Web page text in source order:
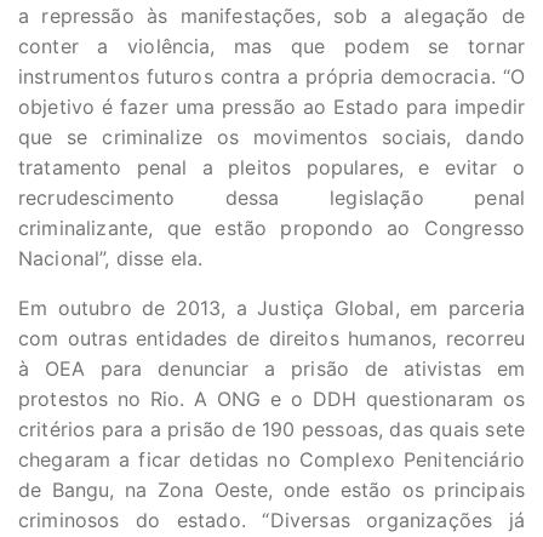
a repressão às manifestações, sob a alegação de
conter a violência, mas que podem se tornar
instrumentos futuros contra a própria democracia. “O
objetivo é fazer uma pressão ao Estado para impedir
que se criminalize os movimentos sociais, dando
tratamento penal a pleitos populares, e evitar o
recrudescimento dessa legislação penal
criminalizante, que estão propondo ao Congresso
Nacional”, disse ela.
Em outubro de 2013, a Justiça Global, em parceria
com outras entidades de direitos humanos, recorreu
à OEA para denunciar a prisão de ativistas em
protestos no Rio. A ONG e o DDH questionaram os
critérios para a prisão de 190 pessoas, das quais sete
chegaram a ficar detidas no Complexo Penitenciário
de Bangu, na Zona Oeste, onde estão os principais
criminosos do estado. “Diversas organizações já